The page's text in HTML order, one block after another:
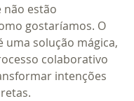
não estão
gostaríamos. O
uma solução mágica,
colaborativo
intenções